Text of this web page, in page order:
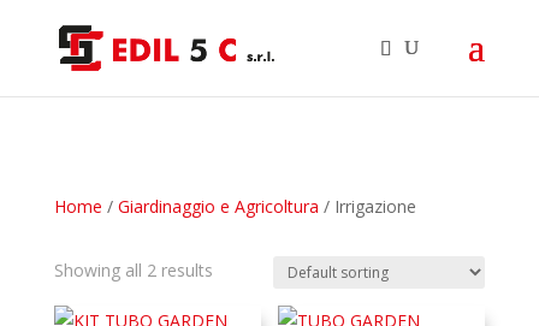
Home / Giardinaggio e Agricoltura / Irrigazione
Showing all 2 results